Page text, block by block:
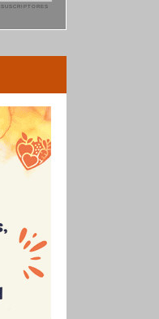
SUSCRIPTORES